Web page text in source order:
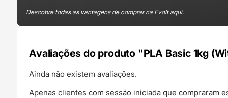
Descobre todas as vantagens de comprar na Evolt aqui.
Avaliações do produto "PLA Basic 1kg
Ainda não existem avaliações.
Apenas clientes com sessão iniciada que compraram